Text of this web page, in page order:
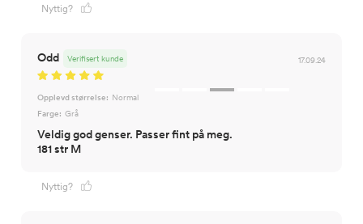
Nyttig?
Odd 17.09.24
Verifisert kunde
Opplevd størrelse: Normal
Farge: Grå
Veldig god genser. Passer fint på meg.
181 str M
Nyttig?